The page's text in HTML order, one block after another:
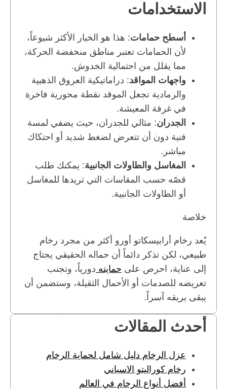
الاستخدامات
أسطح حمامات: هذا هو الخيار الأكثر شيوعاً،
لأن الحمامات تعتبر مناطق منخفضة الحركة،
مما يقلل من احتمالية الخدوش.
واجهات المواقد: دراماتيكية العروق الذهبية
والرمادية تجعل الموقد نقطة محورية فاخرة
في غرفة المعيشة.
الجدران: مثالي للجدران، حيث يضفي لمسة
فنية دون أن تتعرض لضغط شديد أو احتكاك
مباشر.
المغاسل والطاولات الجانبية: يمكنك طلب
قصّه حسب المقاسات التي تريدها للمغاسل
أو الطاولات الجانبية.
خلاصة
يُعد رخام أرابيسكاتو أورو أكثر من مجرد رخام
طبيعي، لكن تذكر دائماً أن حماله الحقيقي يحتاج
إلى عناية، احرص على حمايته دورياً، وتجنب
تعريضه للصدمات أو الأحمال الثقيلة، وستضمن أن
يبقى بريقه آسراً.
أحدث المقالات
عزل الرخام دليل شامل لحماية الرخام
رخام كوراليتو الاسباني
أفضل أنواع الرخام في العالم